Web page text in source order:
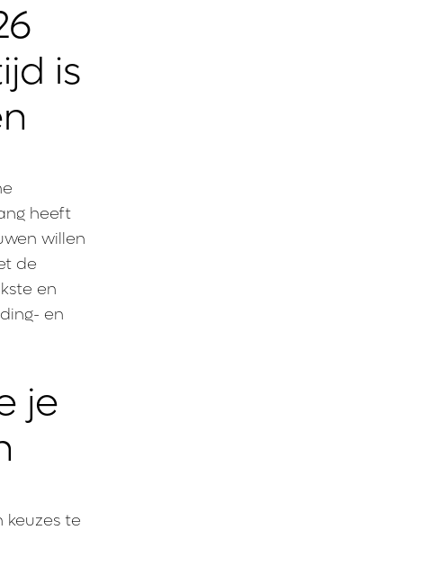
is
heeft
willen
de
en
en
je
keuzes te